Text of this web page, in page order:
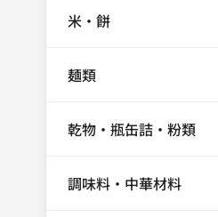
米・餅
麺類
乾物・瓶缶詰・粉類
調味料・中華材料